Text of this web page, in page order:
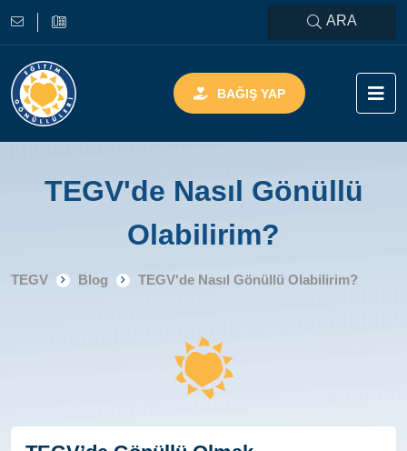
ARA
BAĞIŞ YAP
TEGV'de Nasıl Gönüllü
Olabilirim?
TEGV Blog TEGV'de Nasıl Gönüllü Olabilirim?